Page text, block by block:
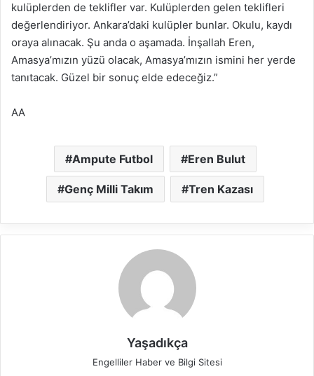
kulüplerden de teklifler var. Kulüplerden gelen teklifleri
değerlendiriyor. Ankara’daki kulüpler bunlar. Okulu, kaydı
oraya alınacak. Şu anda o aşamada. İnşallah Eren,
Amasya’mızın yüzü olacak, Amasya’mızın ismini her yerde
tanıtacak. Güzel bir sonuç elde edeceğiz.”
AA
Ampute Futbol Eren Bulut
Genç Milli Takım Tren Kazası
Yaşadıkça
Engelliler Haber ve Bilgi Sitesi